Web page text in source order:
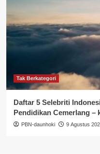
Tak Berkategori
Daftar 5 Selebriti
Pendidikan Cemerlang –
PBN-daunhoki 9 Agustus